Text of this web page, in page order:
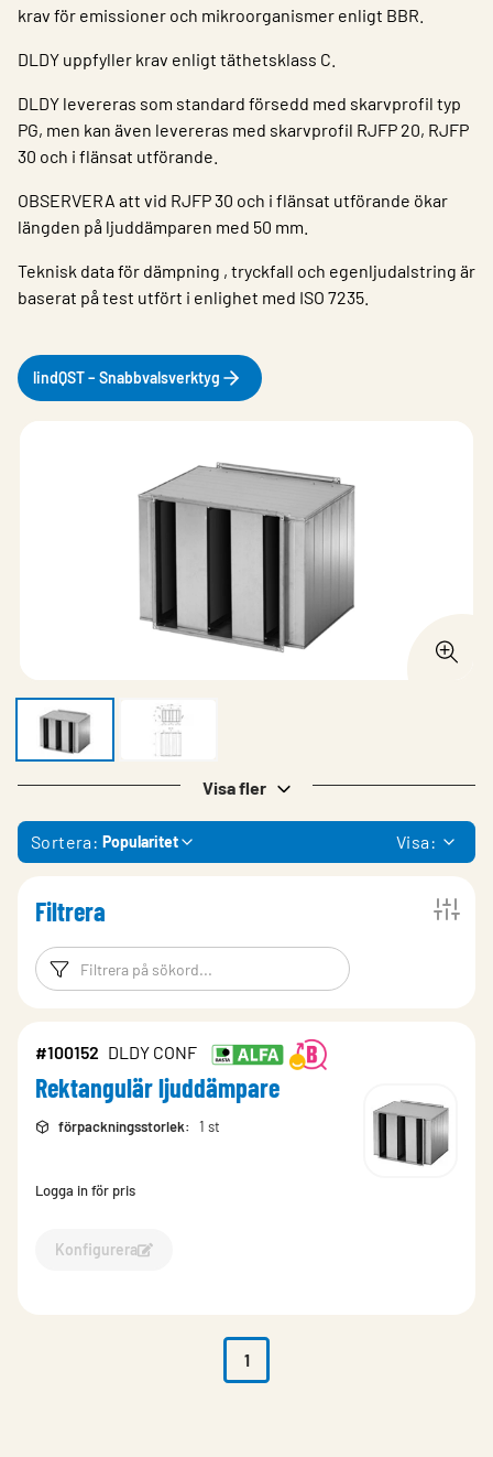
krav för emissioner och mikroorganismer enligt BBR.
DLDY uppfyller krav enligt täthetsklass C.
DLDY levereras som standard försedd med skarvprofil typ
PG, men kan även levereras med skarvprofil RJFP 20, RJFP
30 och i flänsat utförande.
OBSERVERA att vid RJFP 30 och i flänsat utförande ökar
längden på ljuddämparen med 50 mm.
Teknisk data för dämpning , tryckfall och egenljudalstring är
baserat på test utfört i enlighet med ISO 7235.
lindQST – Snabbvalsverktyg
Visa fler
Sortera: Popularitet Visa:
Filtrera
Filtreringsord Filtrera
#100152 DLDY CONF
Rektangulär ljuddämpare
förpackningsstorlek: 1 st
Logga in för pris
Konfigurera
Konfigurera Rektangulär ljuddämpare-100152
1